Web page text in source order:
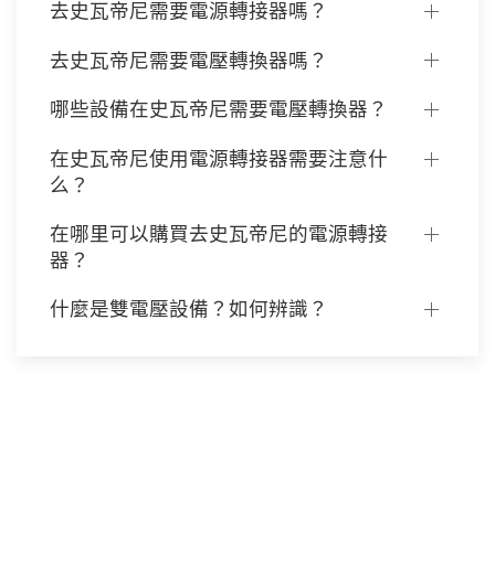
去史瓦帝尼需要電源轉接器嗎？
去史瓦帝尼需要電壓轉換器嗎？
哪些設備在史瓦帝尼需要電壓轉換器？
在史瓦帝尼使用電源轉接器需要注意什
么？
在哪里可以購買去史瓦帝尼的電源轉接
器？
什麼是雙電壓設備？如何辨識？